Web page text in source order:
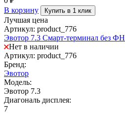
В корзину
Купить в 1 клик
Лучшая цена
Артикул: product_776
Эвотор 7.3 Смарт-терминал без ФН
Нет в наличии
Артикул: product_776
Бренд:
Эвотор
Модель:
Эвотор 7.3
Диагональ дисплея:
7